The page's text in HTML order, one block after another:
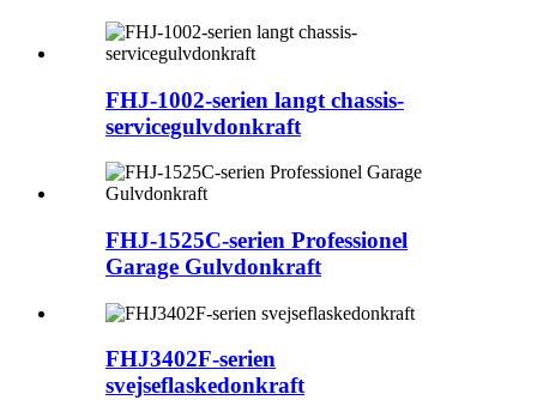
FHJ-1002-serien langt chassis-
servicegulvdonkraft
FHJ-1525C-serien Professionel
Garage Gulvdonkraft
FHJ3402F-serien
svejseflaskedonkraft